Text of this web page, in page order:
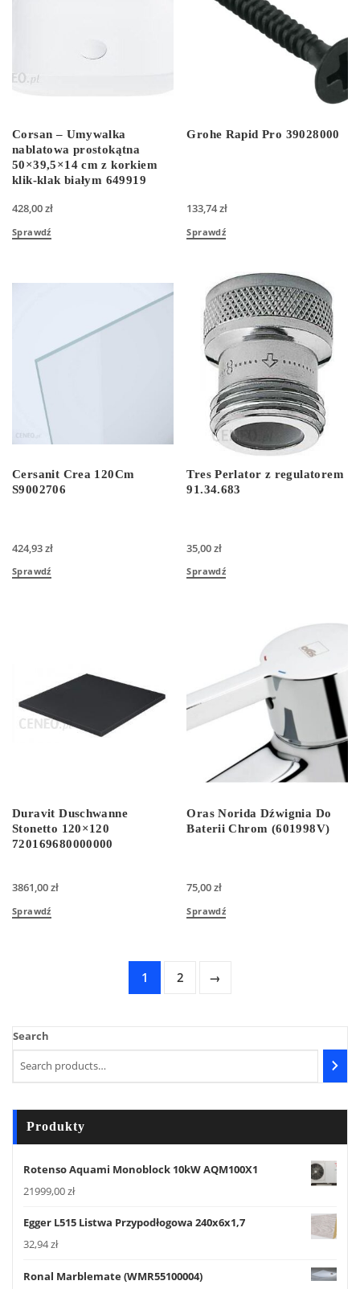
Corsan – Umywalka
nablatowa prostokątna
50×39,5×14 cm z korkiem
klik-klak białym 649919
428,00zł
Sprawdź
Grohe Rapid Pro 39028000
133,74zł
Sprawdź
Cersanit Crea 120Cm
S9002706
424,93zł
Sprawdź
Tres Perlator z regulatorem
91.34.683
35,00zł
Sprawdź
Duravit Duschwanne
Stonetto 120×120
720169680000000
3861,00zł
Sprawdź
Oras Norida Dźwignia Do
Baterii Chrom (601998V)
75,00zł
Sprawdź
1 2 →
Search
Produkty
Rotenso Aquami Monoblock 10kW AQM100X1
21999,00zł
Egger L515 Listwa Przypodłogowa 240x6x1,7
32,94zł
Ronal Marblemate (WMR55100004)